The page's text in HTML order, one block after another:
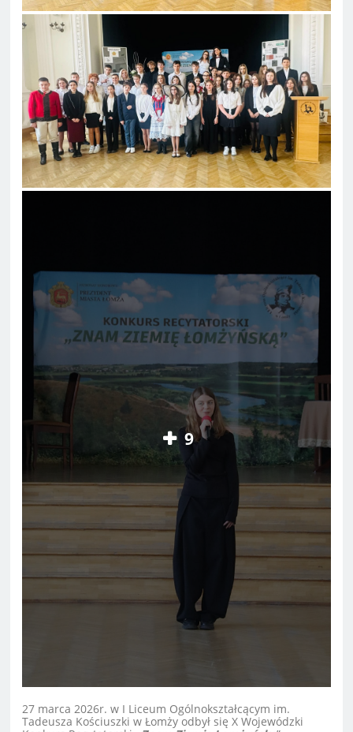
9
27 marca 2026r. w I Liceum Ogólnokształcącym im.
Tadeusza Kościuszki w Łomży odbył się X Wojewódzki